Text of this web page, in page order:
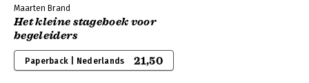
Maarten Brand
Het kleine stageboek voor
begeleiders
Paperback | Nederlands 21,50